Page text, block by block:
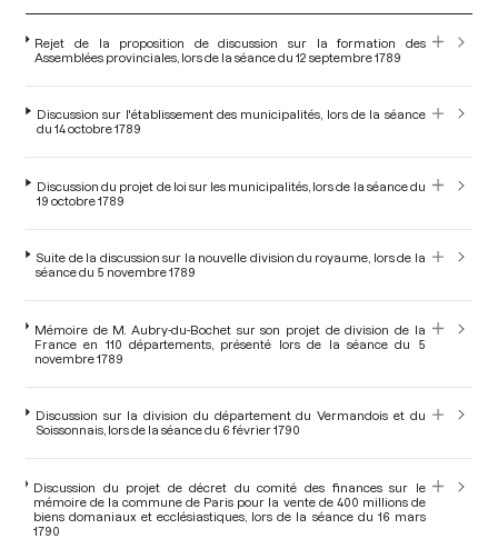
Rejet de la proposition de discussion sur la formation des
Assemblées provinciales, lors de la séance du 12 septembre 1789
Discussion sur l'établissement des municipalités, lors de la séance
du 14 octobre 1789
Discussion du projet de loi sur les municipalités, lors de la séance du
19 octobre 1789
Suite de la discussion sur la nouvelle division du royaume, lors de la
séance du 5 novembre 1789
Mémoire de M. Aubry-du-Bochet sur son projet de division de la
France en 110 départements, présenté lors de la séance du 5
novembre 1789
Discussion sur la division du département du Vermandois et du
Soissonnais, lors de la séance du 6 février 1790
Discussion du projet de décret du comité des finances sur le
mémoire de la commune de Paris pour la vente de 400 millions de
biens domaniaux et ecclésiastiques, lors de la séance du 16 mars
1790